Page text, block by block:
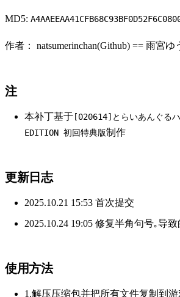
MD5:
作者： natsumerinchan(Github) == 雨宮ゆ
注
本补丁基于 [020614]とらいあんぐる
EDITION 初回特典版制作
更新日志
2025.10.21 15:53 首次提交
2025.10.24 19:05 修复半角句号｡导致
使用方法
1.解压压缩包并把所有文件复制到